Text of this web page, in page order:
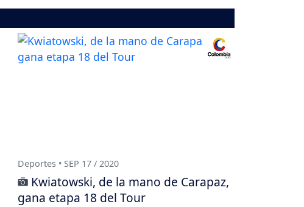
Deportes • SEP 17 / 2020
Kwiatowski, de la mano de Carapaz,
gana etapa 18 del Tour